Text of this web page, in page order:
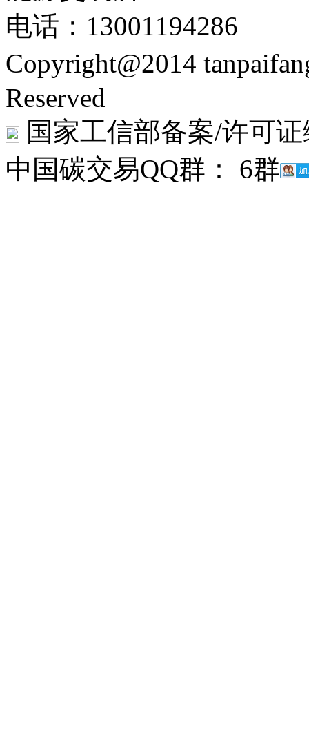
电话：13001194286
Copyright@2014
Reserved
国家工信部备案/许可
中国碳交易QQ群： 6群